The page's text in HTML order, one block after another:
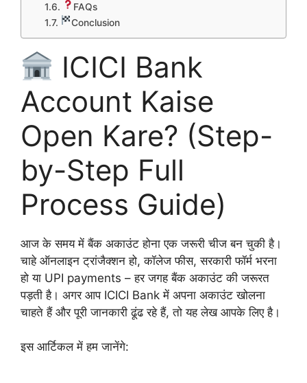
FAQs
Conclusion
ICICI Bank
Account Kaise
Open Kare? (Step-
by-Step Full
Process Guide)
आज के समय में बैंक अकाउंट होना एक जरूरी चीज बन चुकी है।
चाहे ऑनलाइन ट्रांजैक्शन हो, कॉलेज फीस, सरकारी फॉर्म भरना
हो या UPI payments – हर जगह बैंक अकाउंट की जरूरत
पड़ती है। अगर आप ICICI Bank में अपना अकाउंट खोलना
चाहते हैं और पूरी जानकारी ढूंढ रहे हैं, तो यह लेख आपके लिए है।
इस आर्टिकल में हम जानेंगे: